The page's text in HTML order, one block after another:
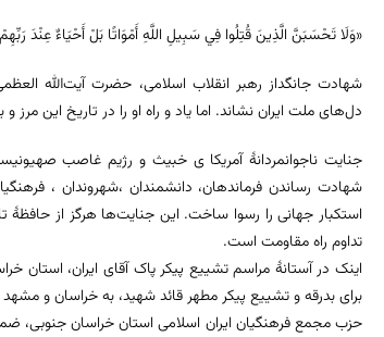
«وَلَا تَحْسَبَنَّ الَّذِينَ قُتِلُوا فِي سَبِيلِ اللَّهِ أَمْوَاتًا بَلْ أَحْيَاءٌ عِنْدَ
شهادت جانگداز رهبر انقلاب اسلامی، حضرت آیت‌الله
دل‌های ملت ایران نشاند. اما یاد و راه او را در تاریخ این
جنایت ناجوانمردانهٔ آمریکا ی خبیث و رژیم غاصب
شهادت رساندن فرماندهان، دانشمندان ،شهروندان ،
استکبار جهانی را رسوا ساخت. این جنایت‌ها هرگز از
تداوم راه مقاومت است.
اینک در آستانهٔ مراسم تشییع پیکر پاک آقای ایران، استان
برای بدرقه و تشییع پیکر مطهر قائد شهید، به خراسان و
حزب مجمع فرهنگیان ایران اسلامی استان خراسان جنوبی،